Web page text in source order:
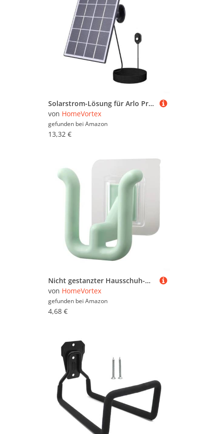
Solarstrom-Lösung für Arlo Pro 5S43, 10 W, 5 V, wetterfeste und effiziente Energieversorgung (schwarz)
von HomeVortex
gefunden bei Amazon
13,32 €
Nicht gestanzter Hausschuh-Haken für einfache Wandmontage, Schuhaufbewahrung für Schlafzimmer (Cyan)
von HomeVortex
gefunden bei Amazon
4,68 €